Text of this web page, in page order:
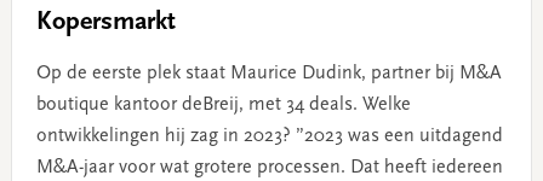
Kopersmarkt
Op de eerste plek staat Maurice Dudink, partner bij M&A
boutique kantoor deBreij, met 34 deals. Welke
ontwikkelingen hij zag in 2023? ”2023 was een uitdagend
M&A-jaar voor wat grotere processen. Dat heeft iedereen